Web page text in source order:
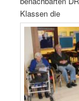
Klassen die